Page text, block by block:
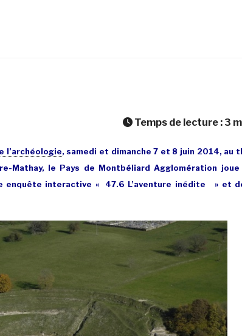
Temps de lecture : 3
l’archéologie, samedi et dimanche 7 et 8 juin 2014, au
Mathay, le Pays de Montbéliard Agglomération joue
enquête interactive « 47.6 L’aventure inédite » et